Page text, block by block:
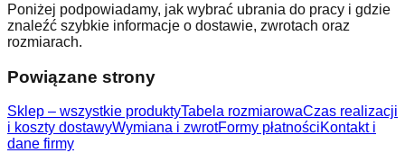
Poniżej podpowiadamy, jak wybrać ubrania do pracy i gdzie
znaleźć szybkie informacje o dostawie, zwrotach oraz
rozmiarach.
Powiązane strony
Sklep – wszystkie produktyTabela rozmiarowaCzas realizacji
i koszty dostawyWymiana i zwrotFormy płatnościKontakt i
dane firmy